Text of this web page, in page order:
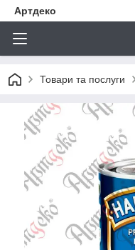
Артдеко
Товари та послуги